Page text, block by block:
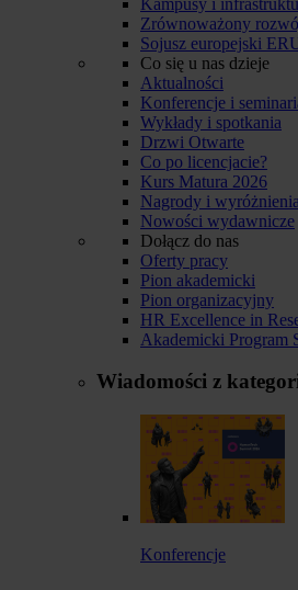
Zrównoważony
Sojusz europejski
Co się u nas dzieje
Aktualności
Konferencje i
Wykłady i spotkania
Drzwi Otwarte
Co po licencjacie?
Kurs Matura 2026
Nagrody i wyróżnienia
Nowości wydawnicze
Dołącz do nas
Oferty pracy
Pion akademicki
Pion organizacyjny
HR Excellence in
Akademicki Program
Wiadomości z
Konferencje